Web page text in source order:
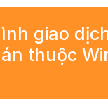
giao
thuộc